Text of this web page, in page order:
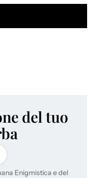
del tuo
Enigmistica e del